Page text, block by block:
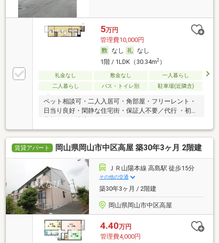
5万円
管理費10,000円
なし
なし
1階 / 1LDK（30.34m2）
礼金なし 敷金なし
一人暮らし
二人暮らし
バス・トイレ別 駐車場(近隣含)
ペット相談可・二人入居可・角部屋・フリーレント・
日当り良好・閑静な住宅街・保証人不要／代行 ・初期
賃貸アパート 岡山県岡山市中区高屋 築30年3ヶ月 2階建
ＪＲ山陽本線 高島駅 徒歩15分
その他の交通
築30年3ヶ月 / 2階建
岡山県岡山市中区高屋
4.40万円
管理費4,000円